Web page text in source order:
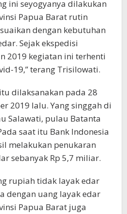
ini seyogyanya dilakukan
Papua Barat rutin
dengan kebutuhan
Sejak ekspedisi
2019 kegiatan ini terhenti
19,” terang Trisilowati.
dilaksanakan pada 28
2019 lalu. Yang singgah di
Salawati, pulau Batanta
saat itu Bank Indonesia
melakukan penukaran
sebanyak Rp 5,7 miliar.
rupiah tidak layak edar
dengan uang layak edar
Papua Barat juga